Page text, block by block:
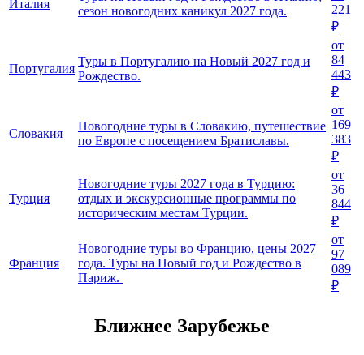
Италия
сезон новогодних каникул 2027 года.
221
₽
Португалия
Туры в Португалию на Новый 2027 год и
Рождество.
от
84
443
₽
Словакия
Новогодние туры в Словакию, путешествие
по Европе с посещением Братиславы.
от
169
383
₽
Турция
Новогодние туры 2027 года в Турцию:
отдых и экскурсионные программы по
историческим местам Турции.
от
36
844
₽
Франция
Новогодние туры во Францию, цены 2027
года. Туры на Новый год и Рождество в
Париж.
от
97
089
₽
Ближнее Зарубежье